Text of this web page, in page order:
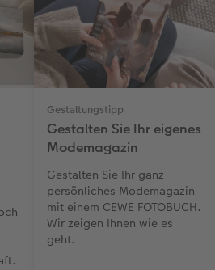
Gestaltungstipp
Gestalten Sie Ihr eigenes
Modemagazin
Gestalten Sie Ihr ganz
persönliches Modemagazin
mit einem CEWE FOTOBUCH.
Wir zeigen Ihnen wie es
geht.